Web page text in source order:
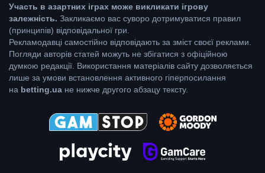
Участь в азартних іграх може викликати ігрову
залежність. Закликаємо вас суворо дотримуватися правил
(принципів) відповідальної гри.
Рекламодавці самостійно відповідають за зміст своєї реклами.
Погляди авторів статей можуть не збігатися з офіційною
думкою редакції. Використання матеріалів сайту дозволяється
лише за умови встановлення активного гіперпосилання
на betting.ua не нижче другого абзацу тексту.